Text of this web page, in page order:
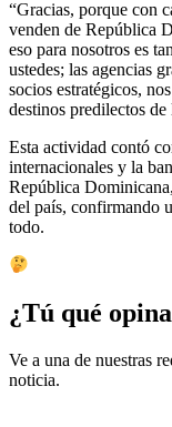
“Gracias, porque con
venden de República
eso para nosotros es
ustedes; las agencias
socios estratégicos,
destinos predilectos
Esta actividad contó
internacionales y la
República
del país, confirmando
todo.
¿Tú qué
Ve a una de nuestras
noticia.